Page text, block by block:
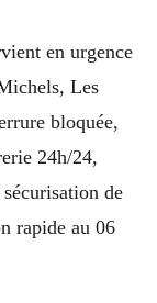
en urgence
Les
bloquée,
24h/24,
de
rapide au 06